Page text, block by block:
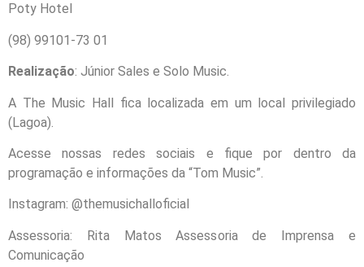
Poty Hotel
(98) 99101-73 01
Realização: Júnior Sales e Solo Music.
A The Music Hall fica localizada em um local privilegiado
(Lagoa).
Acesse nossas redes sociais e fique por dentro da
programação e informações da “Tom Music”.
Instagram: @themusichalloficial⠀
Assessoria: Rita Matos Assessoria de Imprensa e
Comunicação